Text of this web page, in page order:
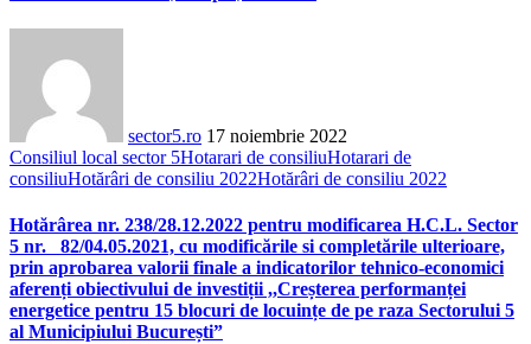
sector5.ro 17 noiembrie 2022
Consiliul local sector 5Hotarari de consiliuHotarari de
consiliuHotărâri de consiliu 2022Hotărâri de consiliu 2022
Hotărârea nr. 238/28.12.2022 pentru modificarea H.C.L. Sector
5 nr. 82/04.05.2021, cu modificările si completările ulterioare,
prin aprobarea valorii finale a indicatorilor tehnico-economici
aferenți obiectivului de investiții ,,Creșterea performanței
energetice pentru 15 blocuri de locuințe de pe raza Sectorului 5
al Municipiului București”